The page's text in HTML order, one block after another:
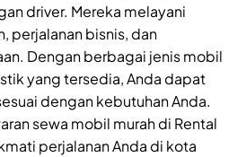
driver. Mereka melayani
perjalanan bisnis, dan
Dengan berbagai jenis mobil
yang tersedia, Anda dapat
dengan kebutuhan Anda.
sewa mobil murah di Rental
perjalanan Anda di kota